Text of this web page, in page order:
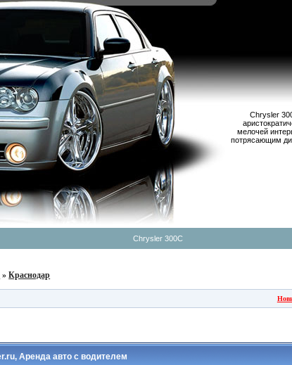
Chrysler
мелочей
потрясающим
Chrysler 300C
»Краснодар
Аренда авто с водителем